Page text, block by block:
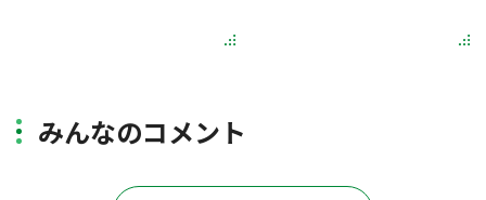
みんなのコメント